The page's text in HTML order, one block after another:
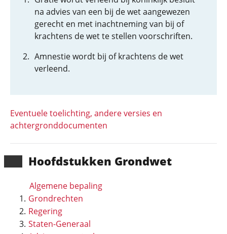
Hoofd­stukken Grondwet
Algemene bepaling
Grondrechten
Regering
Staten-Generaal
na advies van een bij de wet aangewezen
gerecht en met inachtneming van bij of
krachtens de wet te stellen voorschriften.
Amnestie wordt bij of krachtens de wet
verleend.
Eventuele toelichting, andere versies en
achtergronddocumenten